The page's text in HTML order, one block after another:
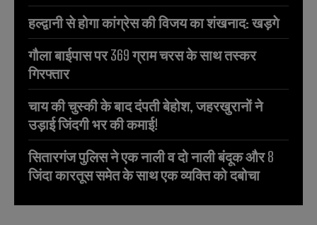
हल्द्वानी से होगा कांग्रेस की विजय का शंखनाद: खड़गे
गौला बाईपास पर 369 ग्राम चरस के साथ तस्कर
गिरफ्तार
चाय की चुस्की के बाद दंपती बेहोश, जहरखुरानों ने
उड़ाई जिंदगी भर की कमाई!
सितारगंज पुलिस ने एक नाली व दो नाली बंदूक और 8
जिंदा कारतूस समेत के साथ एक व्यक्ति को दबोचा